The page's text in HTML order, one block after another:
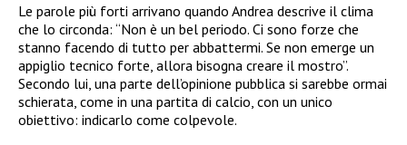
Le parole più forti arrivano quando Andrea descrive il clima
che lo circonda: “Non è un bel periodo. Ci sono forze che
stanno facendo di tutto per abbattermi. Se non emerge un
appiglio tecnico forte, allora bisogna creare il mostro”.
Secondo lui, una parte dell’opinione pubblica si sarebbe ormai
schierata, come in una partita di calcio, con un unico
obiettivo: indicarlo come colpevole.